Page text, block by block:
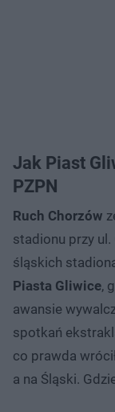
Jak Piast
PZPN
Ruch Chorzów
stadionu przy ul.
śląskich
Piasta Gliwice,
awansie
spotkań
co prawda
a na Śląski.